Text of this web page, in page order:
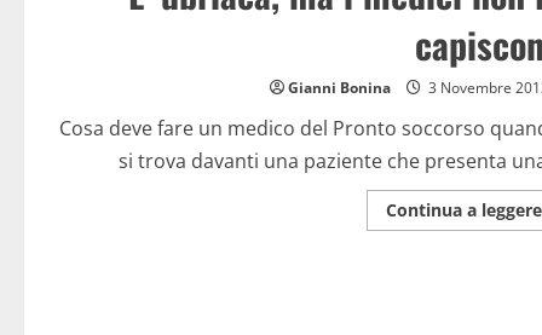
Gianni Bonina 3 Novembre
Cosa deve fare un medico del Pronto soccorso
si trova davanti una paziente che presenta
Continua a leggere